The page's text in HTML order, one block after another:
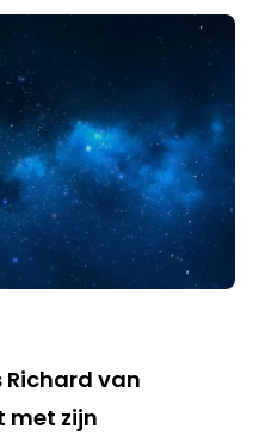
Richard van
met zijn